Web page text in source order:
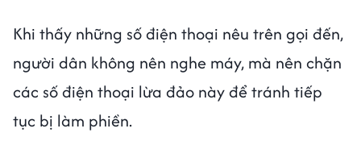
Khi thấy những số điện thoại nêu trên gọi đến,
người dân không nên nghe máy, mà nên chặn
các số điện thoại lừa đảo này để tránh tiếp
tục bị làm phiền.